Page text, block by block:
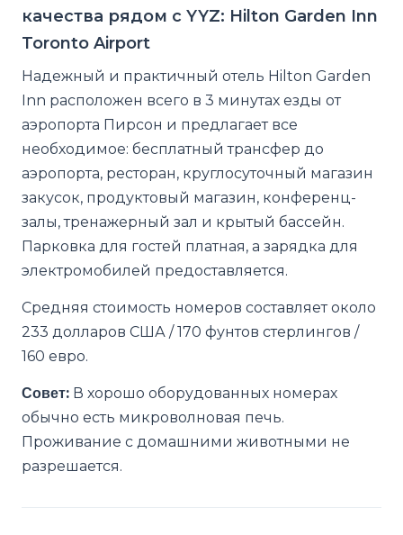
качества рядом с YYZ: Hilton Garden Inn
Toronto Airport
Надежный и практичный отель Hilton Garden
Inn расположен всего в 3 минутах езды от
аэропорта Пирсон и предлагает все
необходимое: бесплатный трансфер до
аэропорта, ресторан, круглосуточный магазин
закусок, продуктовый магазин, конференц-
залы, тренажерный зал и крытый бассейн.
Парковка для гостей платная, а зарядка для
электромобилей предоставляется.
Средняя стоимость номеров составляет около
233 долларов США / 170 фунтов стерлингов /
160 евро.
Совет: В хорошо оборудованных номерах
обычно есть микроволновая печь.
Проживание с домашними животными не
разрешается.